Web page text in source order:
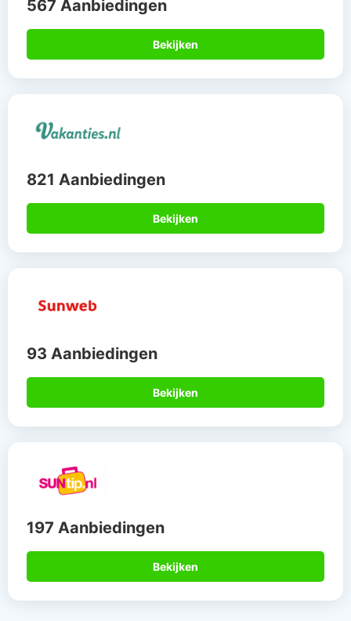
567 Aanbiedingen
Bekijken
821 Aanbiedingen
Bekijken
93 Aanbiedingen
Bekijken
197 Aanbiedingen
Bekijken